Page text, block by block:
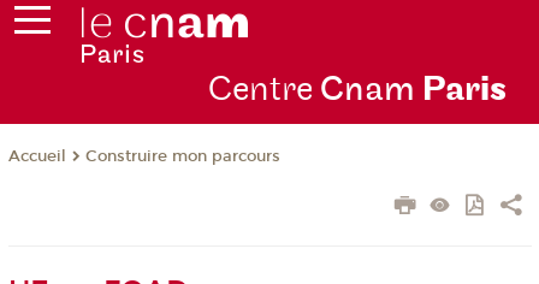
Centre Cnam Paris
Accueil Construire mon parcours